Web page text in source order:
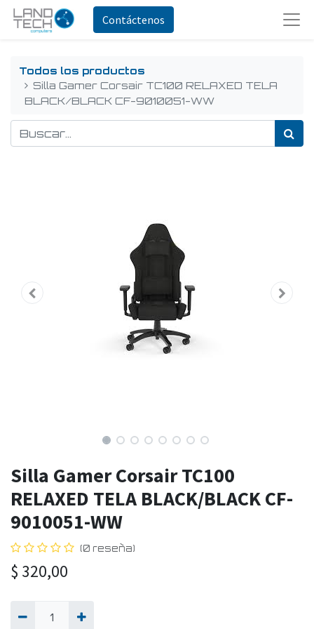
Contáctenos
Todos los productos
Silla Gamer Corsair TC100 RELAXED TELA
BLACK/BLACK CF-9010051-WW
Silla Gamer Corsair TC100
RELAXED TELA BLACK/BLACK CF-
9010051-WW
(0 reseña)
$ 320,00